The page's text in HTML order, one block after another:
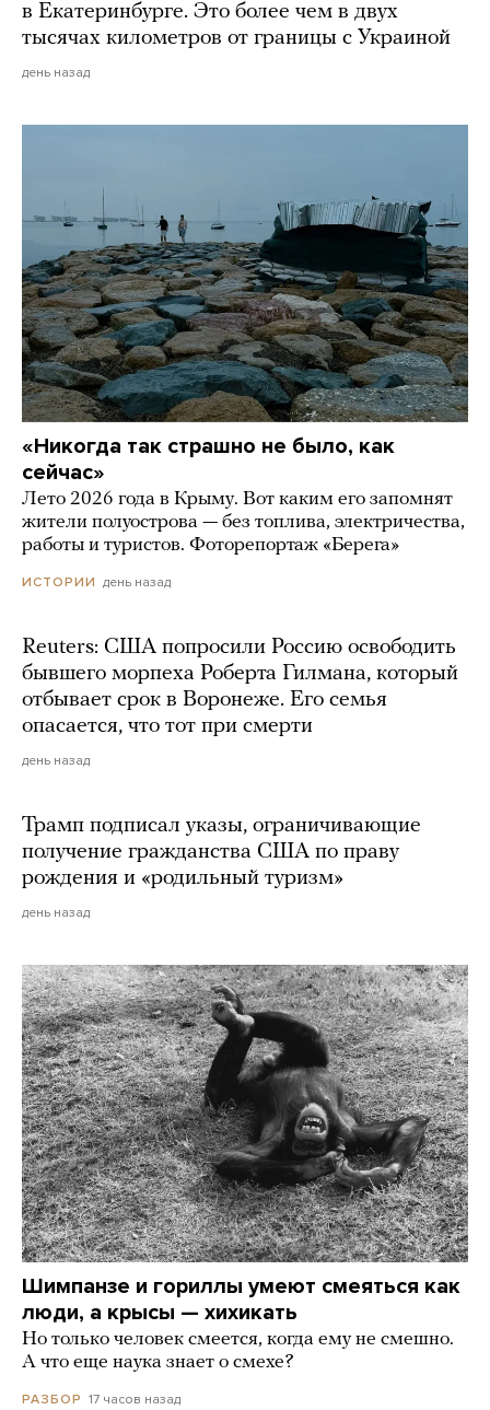
в Екатеринбурге. Это более чем в двух
тысячах километров от границы с Украиной
день назад
«Никогда так страшно не было, как
сейчас»
Лето 2026 года в Крыму. Вот каким его запомнят
жители полуострова — без топлива, электричества,
работы и туристов. Фоторепортаж «Берега»
ИСТОРИИ день назад
Reuters: США попросили Россию освободить
бывшего морпеха Роберта Гилмана, который
отбывает срок в Воронеже. Его семья
опасается, что тот при смерти
день назад
Трамп подписал указы, ограничивающие
получение гражданства США по праву
рождения и «родильный туризм»
день назад
Шимпанзе и гориллы умеют смеяться как
люди, а крысы — хихикать
Но только человек смеется, когда ему не смешно.
А что еще наука знает о смехе?
РАЗБОР 17 часов назад